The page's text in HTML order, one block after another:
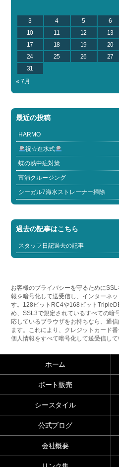
3
4 5 6
10
11 12 13
17
18 19 20
24
25 26 27
31
« 7月
最近の投稿
HARMO
祝☆進水式
蝶の熱中症対策
富浦クルージング
シーガル7海水ストレーナー掃除
過去の記事はこちら
スタッフ日記過去の記事
お客様のプライバシーを守るために
報を暗号化して送受信し、インターネ
す。128ビットRC4や168ビット
め、SSL3で規定されているすべての暗
応しているブラウザをお持ちなら、通
ます。これにより、クレジットカード
個人情報をすべて暗号化して送受信して
ホーム
ボート販売
シースタイル
公式ブログ
会社概要